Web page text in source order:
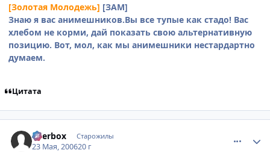
[Золотая Молодежь] [ЗАМ]
Знаю я вас анимешников.Вы все тупые как стадо! Вас
хлебом не корми, дай показать свою альтернативную
позицию. Вот, мол, как мы анимешники нестардартно
думаем.
Цитата
Beerbox Старожилы
23 Мая, 200620 г